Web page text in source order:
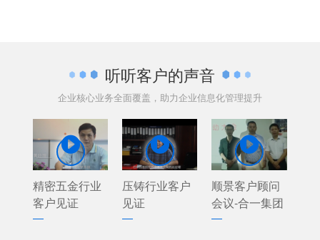
听听客户的声音
企业核心业务全面覆盖，助力企业信息化管理提升

精密五金行业
客户见证

压铸行业客户
见证

顺景客户顾问
会议-合一集团